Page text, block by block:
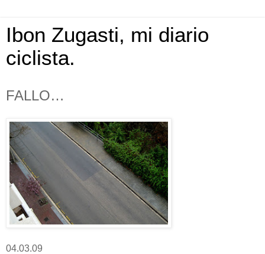
Ibon Zugasti, mi diario
ciclista.
FALLO…
04.03.09